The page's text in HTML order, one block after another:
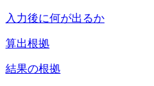
入力後に何が出るか
算出根拠
結果の根拠